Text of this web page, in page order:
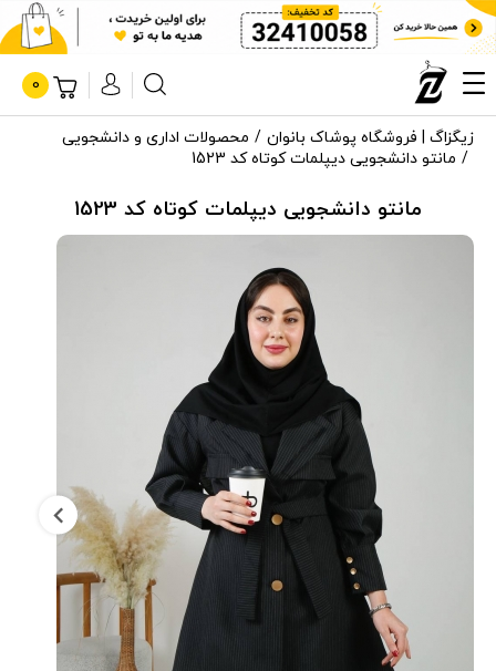
0
زیگزاگ | فروشگاه پوشاک بانوان
محصولات اداری و دانشجویی
مانتو دانشجویی دیپلمات کوتاه کد 1523
مانتو دانشجویی دیپلمات کوتاه کد 1523